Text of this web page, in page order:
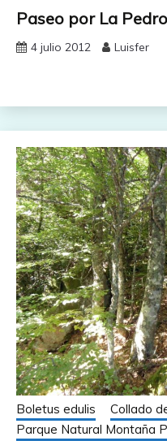
Paseo por La
4 julio 2012 Luisfer
Boletus edulis Collado
Parque Natural Montaña